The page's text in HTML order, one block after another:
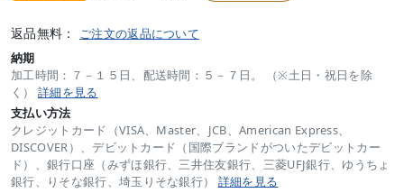
返品無料： ご注文の返品について
納期
加工時間：７－１５日、配送時間：５－７日。 （※土日・祝日を除
く） 詳細を見る
支払い方法
クレジットカード（VISA、Master、JCB、American Express、
DISCOVER）、デビットカード（国際ブランドがついたデビットカー
ド）、銀行口座（みずほ銀行、三井住友銀行、三菱UFJ銀行、ゆうちょ
銀行、りそな銀行、埼玉りそな銀行） 詳細を見る